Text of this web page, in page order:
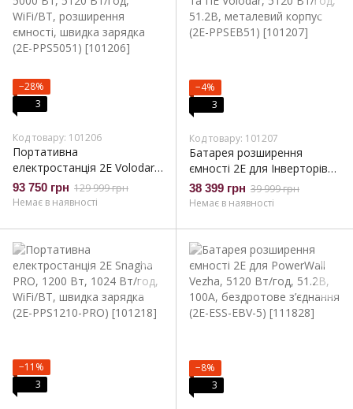
−28%
3
Код товару: 101206
Портативна
електростанція 2Е Volodar,
5000 Вт, 5120 Вт/год,
WiFi/BT, розширення
(2E-PPS5051)
93 750 грн 129 999 грн
Немає в наявності
−4%
3
Код товару: 101207
Батарея розширення
ємності 2E для Інверторів
та ПЕ Volodar, 5120 Вт/год,
51.2В, металевий корпус
38 399 грн 39 999 грн
Немає в наявності
−11%
3
−8%
3